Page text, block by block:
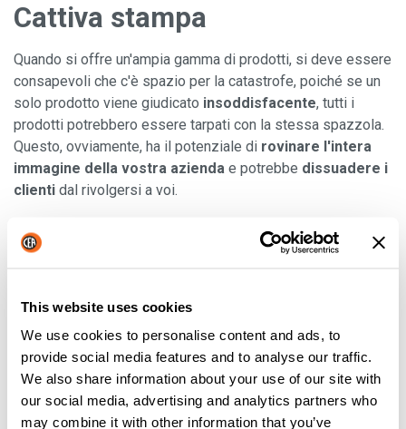
This website uses cookies
We use cookies to personalise content and ads, to
provide social media features and to analyse our traffic.
We also share information about your use of our site with
our social media, advertising and analytics partners who
may combine it with other information that you’ve
Cattiva stampa
Quando si offre un'ampia gamma di prodotti, si deve essere
consapevoli che c'è spazio per la catastrofe, poiché se un
solo prodotto viene giudicato insoddisfacente, tutti i
prodotti potrebbero essere tarpati con la stessa spazzola.
Questo, ovviamente, ha il potenziale di rovinare l'intera
immagine della vostra azienda e potrebbe dissuadere i
clienti dal rivolgersi a voi.
Prodotti irrilevanti
grado digarantire l'opportunità di venderli
laricerca è fondamentale, in quanto non volete
accumulare prodotti che i vostri clienti non vogliono o di cui
non hanno bisogno. Tenete presente cosa vuole il vostro
pubblico di riferimento!